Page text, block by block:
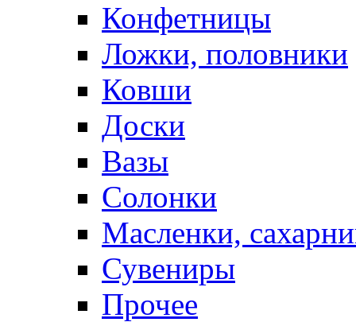
Конфетницы
Ложки, половники
Ковши
Доски
Вазы
Солонки
Масленки,
Сувениры
Прочее